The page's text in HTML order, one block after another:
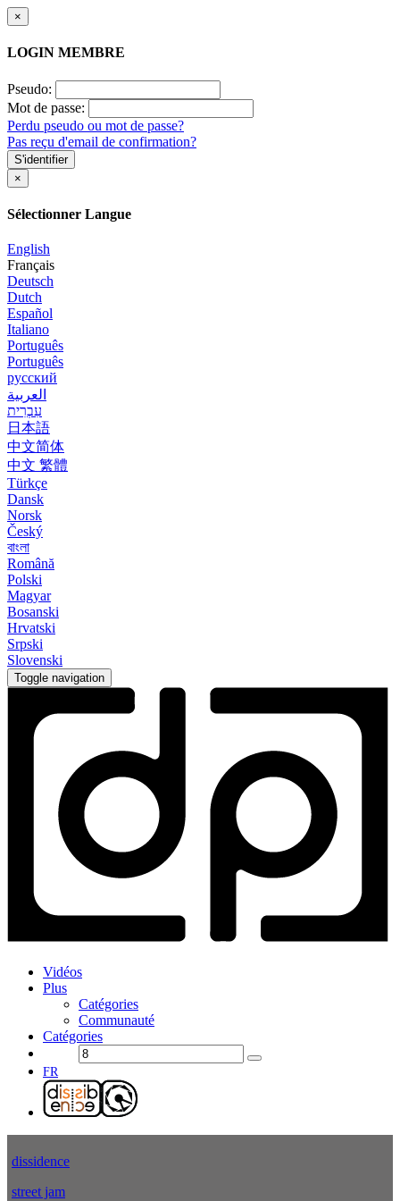
×
LOGIN MEMBRE
Pseudo:
Mot de passe:
Perdu pseudo ou mot de passe?
Pas reçu d'email de confirmation?
S'identifier
×
Sélectionner Langue
English
Français
Deutsch
Dutch
Español
Italiano
Português
Português
русский
العربية
עִבְרִית
日本語
中文简体
中文 繁體
Türkçe
Dansk
Norsk
Český
বাংলা
Română
Polski
Magyar
Bosanski
Hrvatski
Srpski
Slovenski
Toggle navigation
Vidéos
Plus
Catégories
Communauté
Catégories
FR
dissidence
street jam